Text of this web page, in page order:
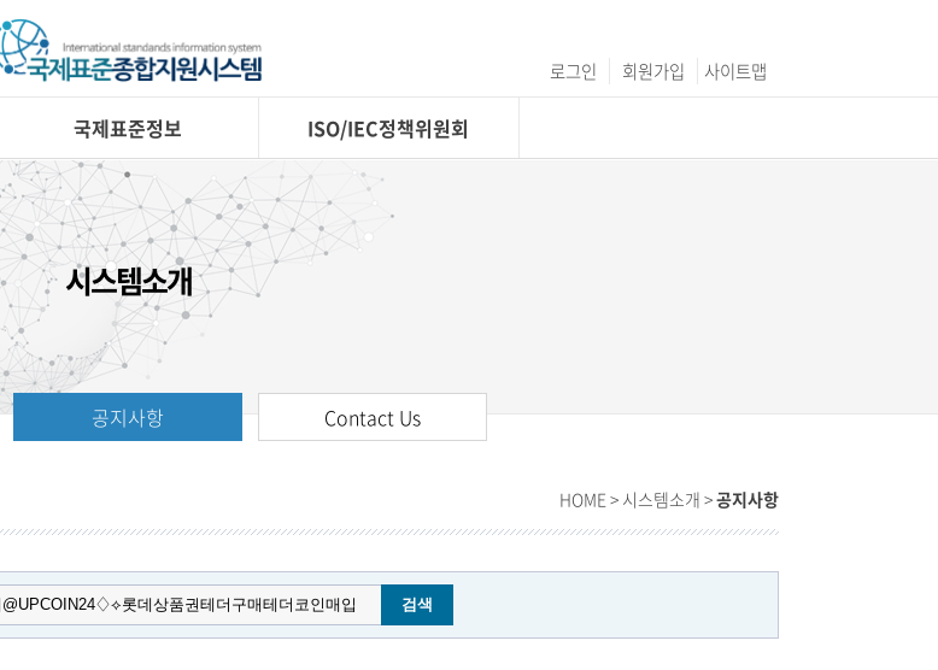
로그인 회원가입 사이트맵
국제표준정보 ISO/IEC정책위원회
시스템소개
공지사항 Contact Us
HOME > 시스템소개 >공지사항